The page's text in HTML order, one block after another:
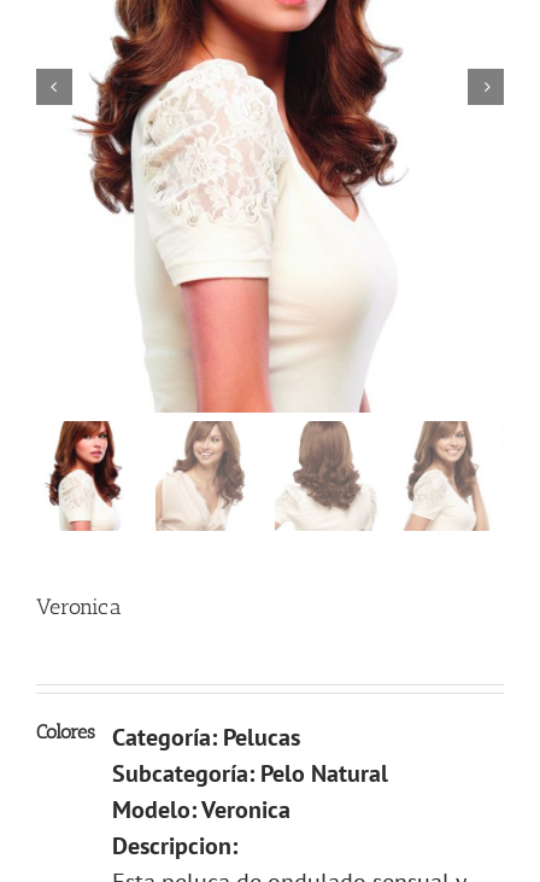
Veronica
Categoría: Pelucas
Subcategoría: Pelo Natural
Modelo: Veronica
Descripcion:
Colores